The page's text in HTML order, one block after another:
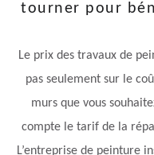
tourner pour
Le prix des travaux de
pas seulement sur le
murs que vous
compte le tarif de la
L’entreprise de peinture